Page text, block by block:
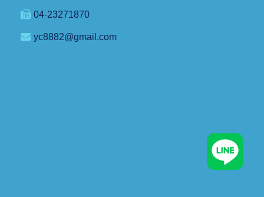
04-23271870
yc8882@gmail.com